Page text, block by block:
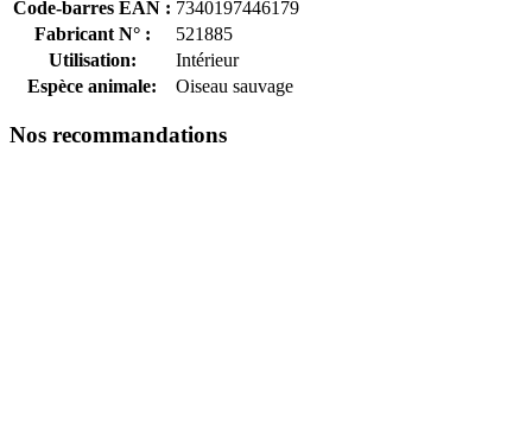
Code-barres EAN : 7340197446179
Fabricant N° :
521885
Utilisation:
Intérieur
Espèce animale:
Oiseau sauvage
Nos recommandations